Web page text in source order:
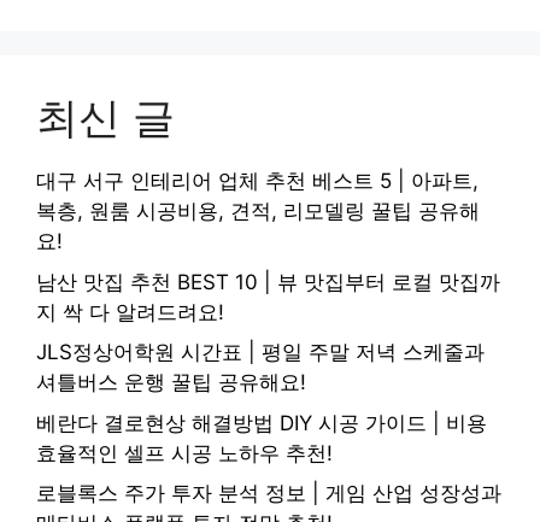
최신 글
대구 서구 인테리어 업체 추천 베스트 5 | 아파트,
복층, 원룸 시공비용, 견적, 리모델링 꿀팁 공유해
요!
남산 맛집 추천 BEST 10 | 뷰 맛집부터 로컬 맛집까
지 싹 다 알려드려요!
JLS정상어학원 시간표 | 평일 주말 저녁 스케줄과
셔틀버스 운행 꿀팁 공유해요!
베란다 결로현상 해결방법 DIY 시공 가이드 | 비용
효율적인 셀프 시공 노하우 추천!
로블록스 주가 투자 분석 정보 | 게임 산업 성장성과